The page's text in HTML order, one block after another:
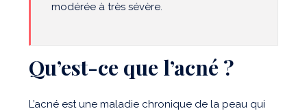
modérée à très sévère.
Qu’est-ce que l’acné ?
L’acné est une maladie chronique de la peau qui